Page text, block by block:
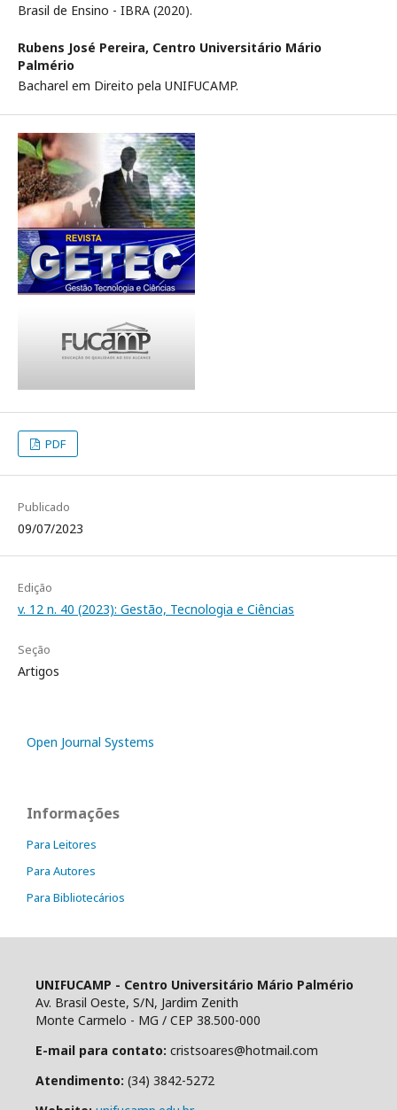
Brasil de Ensino - IBRA (2020).
Rubens José Pereira, Centro Universitário Mário
Palmério
Bacharel em Direito pela UNIFUCAMP.
PDF
Publicado
09/07/2023
Edição
v. 12 n. 40 (2023): Gestão, Tecnologia e Ciências
Seção
Artigos
Open Journal Systems
Informações
Para Leitores
Para Autores
Para Bibliotecários
UNIFUCAMP - Centro Universitário Mário Palmério
Av. Brasil Oeste, S/N, Jardim Zenith
Monte Carmelo - MG / CEP 38.500-000
E-mail para contato: cristsoares@hotmail.com
Atendimento: (34) 3842-5272